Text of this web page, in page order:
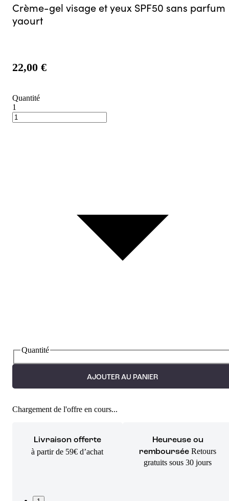
Crème-gel visage et yeux SPF50 sans parfum
yaourt
22,00 €
Quantité
1
Quantité
AJOUTER AU PANIER
Chargement de l'offre en cours...
Livraison offerte
à partir de 59€ d’achat
Heureuse ou
remboursée Retours
gratuits sous 30 jours